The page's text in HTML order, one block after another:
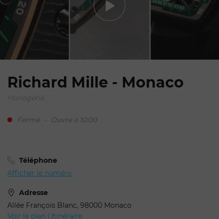
Richard Mille - Monaco
Horlogerie
Fermé Ouvre à 10:00
Téléphone
Afficher le numéro
Adresse
Allée François Blanc, 98000 Monaco
Voir le plan | Itinéraire
réservation pour Richard